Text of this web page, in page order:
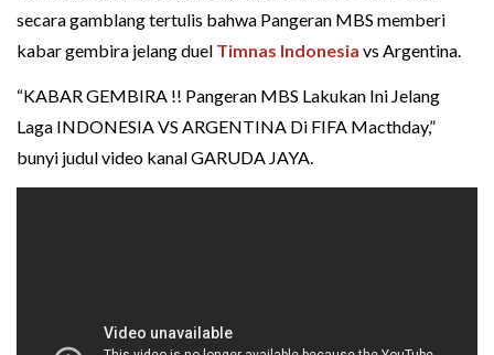
secara gamblang tertulis bahwa Pangeran MBS memberi
kabar gembira jelang duel Timnas Indonesia vs Argentina.
“KABAR GEMBIRA !! Pangeran MBS Lakukan Ini Jelang
Laga INDONESIA VS ARGENTINA Di FIFA Macthday,”
bunyi judul video kanal GARUDA JAYA.